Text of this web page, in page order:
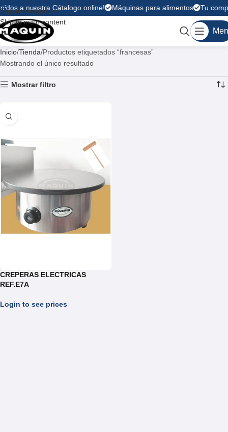
Skip to navigation
Skip to main content
a nuestra Cátalogo online! Máquinas para alimentos Tu
Inicio Tienda Productos etiquetados “francesas”
Mostrando el único resultado
Mostrar filtro
CREPERAS ELECTRICAS
REF.E7A
Login to see prices